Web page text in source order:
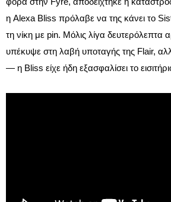
η Alexa Bliss πρόλαβε να της κάνει το
τη νίκη με pin. Μόλις λίγα δευτερόλεπτα
υπέκυψε στη λαβή υποταγής της Flair,
— η Bliss είχε ήδη εξασφαλίσει το